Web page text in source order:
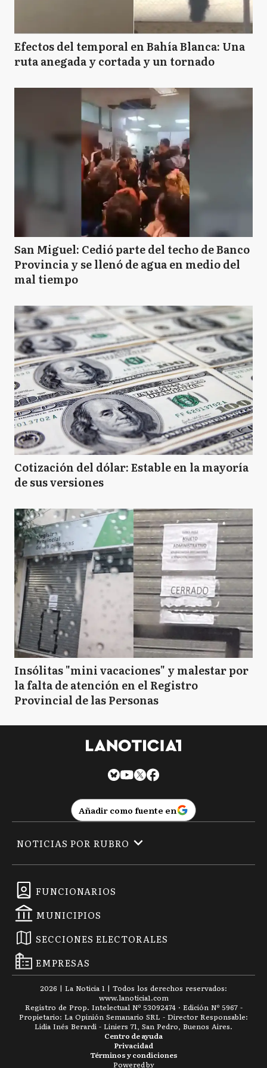
Efectos del temporal en Bahía Blanca: Una
ruta anegada y cortada y un tornado
San Miguel: Cedió parte del techo de Banco
Provincia y se llenó de agua en medio del
mal tiempo
Cotización del dólar: Estable en la mayoría
de sus versiones
Insólitas "mini vacaciones" y malestar por
la falta de atención en el Registro
Provincial de las Personas
Añadir como fuente en
FUNCIONARIOS
MUNICIPIOS
SECCIONES ELECTORALES
EMPRESAS
NOTICIAS POR RUBRO
2026 | La Noticia 1 | Todos los derechos reservados:
www.lanoticia1.com
Registro de Prop. Intelectual Nº 53092474 · Edición Nº 5967 -
Propietario: La Opinión Semanario SRL - Director Responsable:
Lidia Inés Berardi - Liniers 71, San Pedro, Buenos Aires.
Términos y condiciones
Privacidad
Centro de ayuda
Powered by